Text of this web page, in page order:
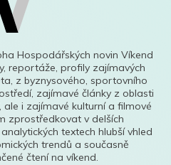
Hospodářských novin Víkend
reportáže, profily zajímavých
z byznysového, sportovního
zajímavé články z oblasti
i zajímavé kulturní a filmové
zprostředkovat v delších
textech hlubší vhled
trendů a současně
čtení na víkend.